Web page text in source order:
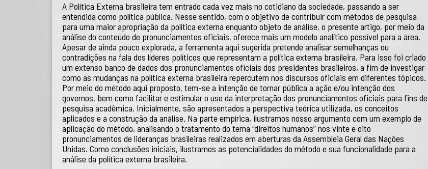
A Política Externa brasileira tem entrado cada vez mais no cotidiano da sociedade, passando a ser
entendida como política pública. Nesse sentido, com o objetivo de contribuir com métodos de pesquisa
para uma maior apropriação da política externa enquanto objeto de análise, o presente artigo, por meio da
análise do conteúdo de pronunciamentos oficiais, oferece mais um modelo analítico possível para a área.
Apesar de ainda pouco explorada, a ferramenta aqui sugerida pretende analisar semelhanças ou
contradições na fala dos líderes políticos que representam a política externa brasileira. Para isso foi criado
um extenso banco de dados dos pronunciamentos oficiais dos presidentes brasileiros, a fim de investigar
como as mudanças na política externa brasileira repercutem nos discursos oficiais em diferentes tópicos.
Por meio do método aqui proposto, tem-se a intenção de tornar pública a ação e/ou intenção dos
governos, bem como facilitar e estimular o uso da interpretação dos pronunciamentos oficiais para fins de
pesquisa acadêmica. Inicialmente, são apresentados a perspectiva teórica utilizada, os conceitos
aplicados e a construção da análise. Na parte empírica, ilustramos nosso argumento com um exemplo de
aplicação do método, analisando o tratamento do tema “direitos humanos” nos vinte e oito
pronunciamentos de lideranças brasileiras realizados em aberturas da Assembleia Geral das Nações
Unidas. Como conclusões iniciais, ilustramos as potencialidades do método e sua funcionalidade para a
análise da política externa brasileira.